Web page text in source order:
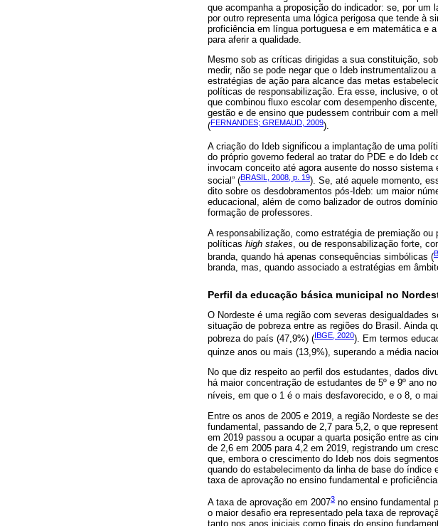
que acompanha a proposição do indicador: se, por
por outro representa uma lógica perigosa que tende à
proficiência em língua portuguesa e em matemática e
para aferir a qualidade.
Mesmo sob as críticas dirigidas a sua constituição,
medir, não se pode negar que o Ideb instrumentalizou
estratégias de ação para alcance das metas
políticas de responsabilização. Era esse, inclusive, o
que combinou fluxo escolar com desempenho
gestão e de ensino que pudessem contribuir com a
(FERNANDES; GREMAUD, 2009).
A criação do Ideb significou a implantação de uma
do próprio governo federal ao tratar do PDE e do Ideb
invocam conceito até agora ausente do nosso
social” (BRASIL, 2008, p. 19). Se, até aquele momento,
dito sobre os desdobramentos pós-Ideb: um maior
educacional, além de como balizador de outros
formação de professores.
A responsabilização, como estratégia de premiação
políticas high stakes , ou de responsabilização forte,
branda, quando há apenas consequências simbólicas (
branda, mas, quando associado a estratégias em
Perfil da educação básica municipal no
O Nordeste é uma região com severas desigualdades
situação de pobreza entre as regiões do Brasil. Ainda
pobreza do país (47,9%) ( IBGE, 2020). Em termos
quinze anos ou mais (13,9%), superando a média
No que diz respeito ao perfil dos estudantes, dados
há maior concentração de estudantes de 5º e 9º ano
níveis, em que o 1 é o mais desfavorecido, e o 8, o
Entre os anos de 2005 e 2019, a região Nordeste se
fundamental, passando de 2,7 para 5,2, o que
em 2019 passou a ocupar a quarta posição entre as
de 2,6 em 2005 para 4,2 em 2019, registrando um
que, embora o crescimento do Ideb nos dois
quando do estabelecimento da linha de base do
taxa de aprovação no ensino fundamental e
A taxa de aprovação em 20073 no ensino fundamental
o maior desafio era representado pela taxa de
tanto nos anos iniciais como finais do ensino